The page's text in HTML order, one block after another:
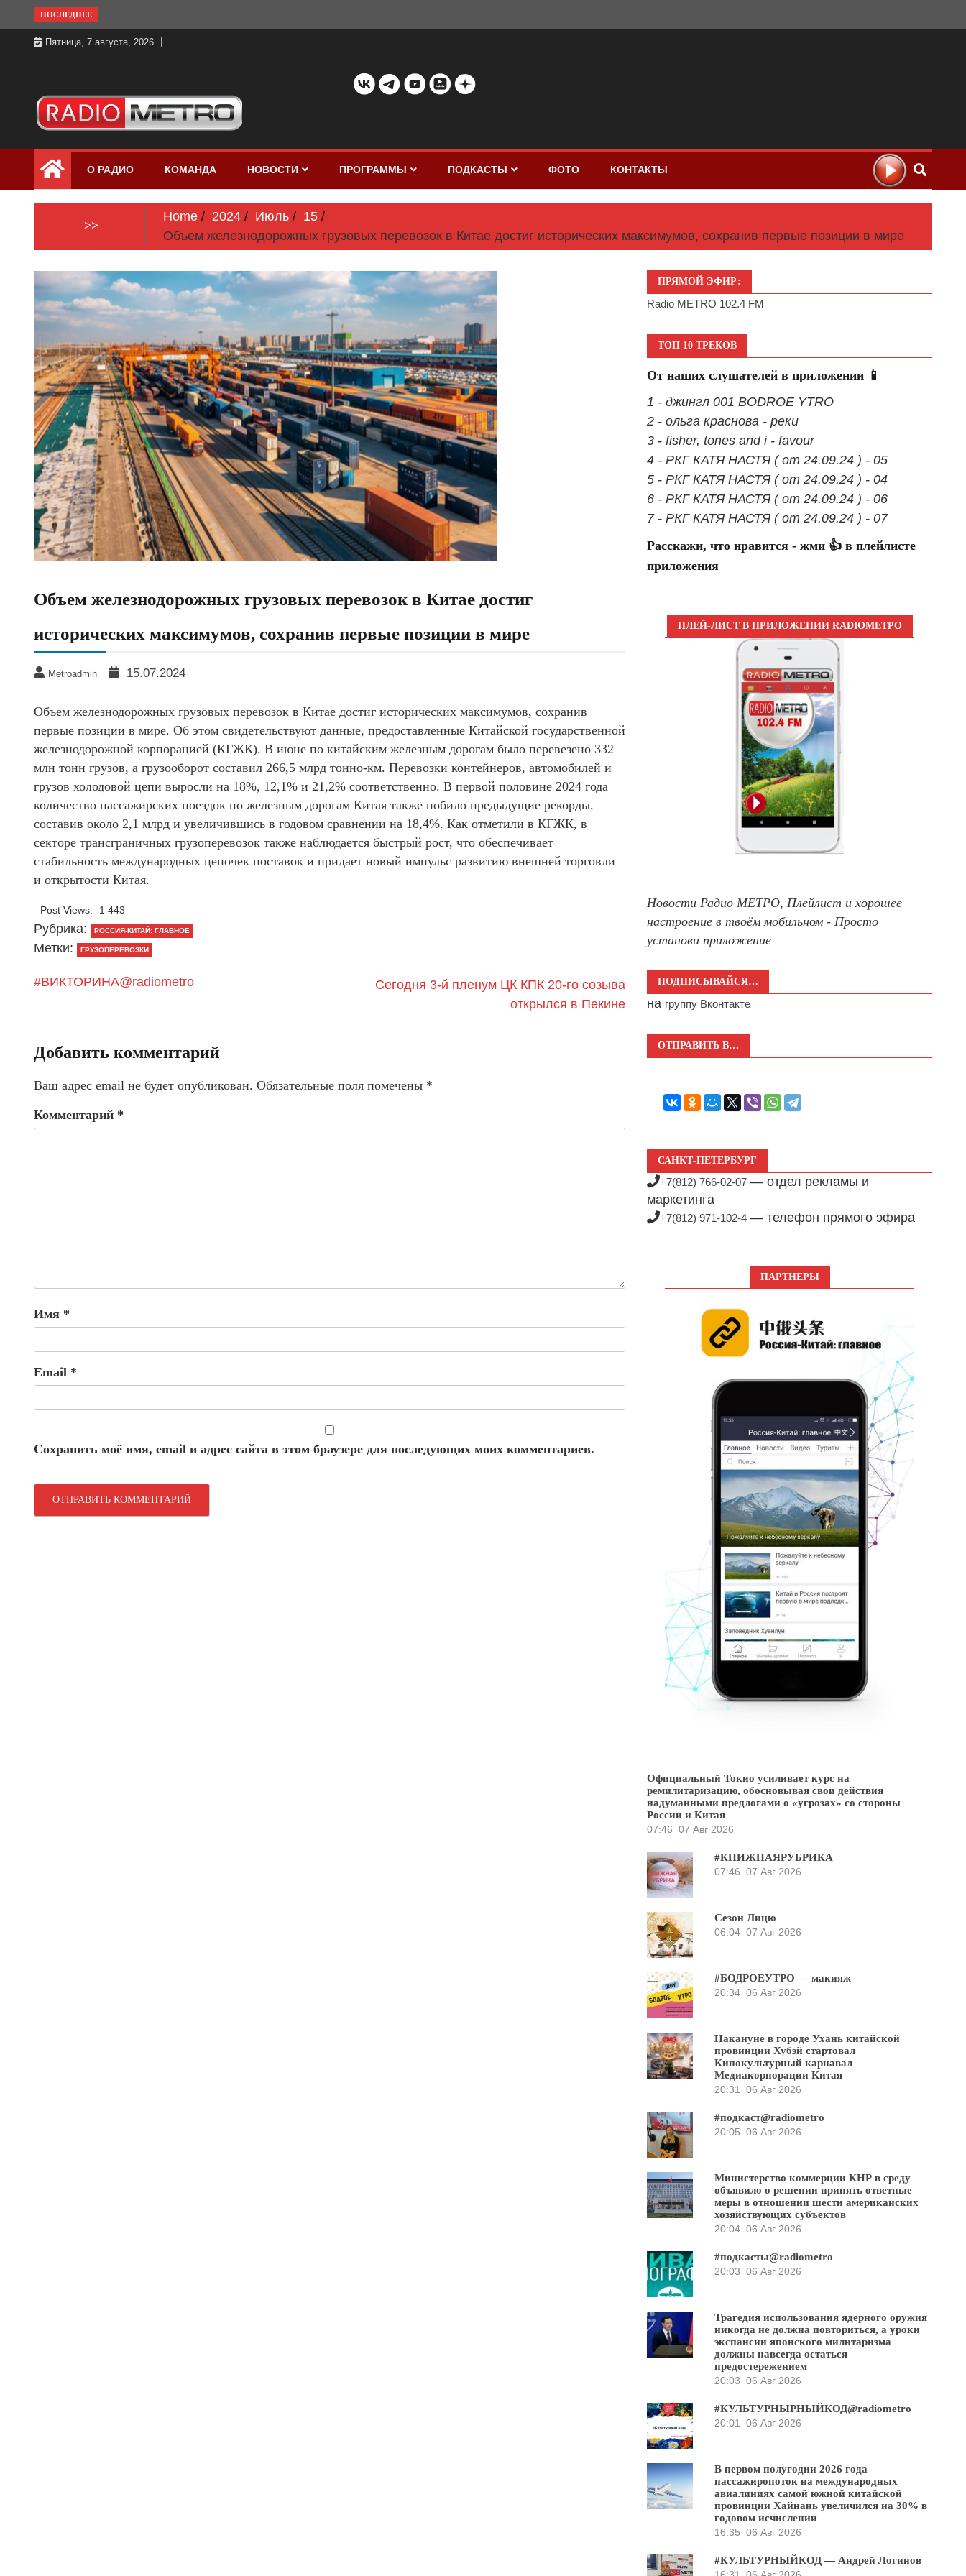
to
content
ПОСЛЕДНЕЕ
Пятница, 7 августа, 2026
Радио МЕТРО
бесплатно в хорошем качестве Санкт-
Петербург и Россия
О РАДИО КОМАНДА НОВОСТИ ПРОГРАММЫ ПОДКАСТЫ ФОТО КОНТАКТЫ
>>
Home 2024 Июль
15
Объем железнодорожных грузовых перевозок в Китае достиг исторических максимумов, сохранив первые позиции в мире
Объем железнодорожных грузовых перевозок в Китае достиг
исторических максимумов, сохранив первые позиции в мире
Metroadmin 15.07.2024
Объем железнодорожных грузовых перевозок в Китае достиг исторических максимумов, сохранив
первые позиции в мире. Об этом свидетельствуют данные, предоставленные Китайской государственной
железнодорожной корпорацией (КГЖК). В июне по китайским железным дорогам было перевезено 332
млн тонн грузов, а грузооборот составил 266,5 млрд тонно-км. Перевозки контейнеров, автомобилей и
грузов холодовой цепи выросли на 18%, 12,1% и 21,2% соответственно. В первой половине 2024 года
количество пассажирских поездок по железным дорогам Китая также побило предыдущие рекорды,
составив около 2,1 млрд и увеличившись в годовом сравнении на 18,4%. Как отметили в КГЖК, в
секторе трансграничных грузоперевозок также наблюдается быстрый рост, что обеспечивает
стабильность международных цепочек поставок и придает новый импульс развитию внешней торговли
и открытости Китая.
Post Views: 1 443
Рубрика: РОССИЯ-КИТАЙ: ГЛАВНОЕ
Метки: ГРУЗОПЕРЕВОЗКИ
#ВИКТОРИНА@radiometro
Сегодня 3-й пленум ЦК КПК 20-го созыва
открылся в Пекине
Добавить комментарий
Ваш адрес email не будет опубликован. Обязательные поля помечены *
Комментарий *
Имя *
Email *
Сохранить моё имя, email и адрес сайта в этом браузере для последующих моих комментариев.
ПРЯМОЙ ЭФИР:
Radio METRO 102.4 FM
ТОП 10 ТРЕКОВ
От наших слушателей в приложении 📱
1 - джингл 001 BODROE YTRO
2 - ольга краснова - реки
3 - fisher, tones and i - favour
4 - РКГ КАТЯ НАСТЯ ( от 24.09.24 ) - 05
5 - РКГ КАТЯ НАСТЯ ( от 24.09.24 ) - 04
6 - РКГ КАТЯ НАСТЯ ( от 24.09.24 ) - 06
7 - РКГ КАТЯ НАСТЯ ( от 24.09.24 ) - 07
Расскажи, что нравится - жми 👍 в плейлисте
приложения
ПЛЕЙ-ЛИСТ В ПРИЛОЖЕНИИ RADIOМЕТРО
Новости Радио МЕТРО, Плейлист и хорошее
настроение в твоём мобильном - Просто
установи приложение
ПОДПИСЫВАЙСЯ…
на группу Вконтакте
ОТПРАВИТЬ В…
САНКТ-ПЕТЕРБУРГ
+7(812) 766-02-07 — отдел рекламы и
маркетинга
+7(812) 971-102-4 — телефон прямого эфира
ПАРТНЕРЫ
Официальный Токио усиливает курс на
ремилитаризацию, обосновывая свои действия
надуманными предлогами о «угрозах» со стороны
России и Китая
07:46 07 Авг 2026
#КНИЖНАЯРУБРИКА
07:46 07 Авг 2026
Сезон Лицю
06:04 07 Авг 2026
#БОДРОЕУТРО — макияж
20:34 06 Авг 2026
Накануне в городе Ухань китайской
провинции Хубэй стартовал
Кинокультурный карнавал
Медиакорпорации Китая
20:31
06 Авг 2026
#подкаст@radiometro
20:05 06 Авг 2026
Министерство коммерции КНР в среду
объявило о решении принять ответные
меры в отношении шести американских
хозяйствующих субъектов
20:04 06 Авг 2026
#подкасты@radiometro
20:03 06 Авг 2026
Трагедия использования ядерного оружия
никогда не должна повториться, а уроки
экспансии японского милитаризма
должны навсегда остаться
предостережением
20:03 06 Авг 2026
#КУЛЬТУРНЫРНЫЙКОД@radiometro
20:01
06 Авг 2026
В первом полугодии 2026 года
пассажиропоток на международных
авиалиниях самой южной китайской
провинции Хайнань увеличился на 30% в
годовом исчислении
16:35 06 Авг 2026
#КУЛЬТУРНЫЙКОД — Андрей Логинов